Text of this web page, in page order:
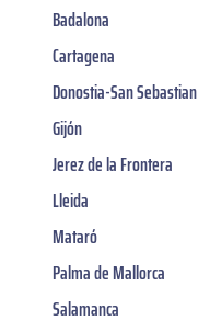
Badalona
Cartagena
Donostia-San Sebastian
Gijón
Jerez de la Frontera
Lleida
Mataró
Palma de Mallorca
Salamanca